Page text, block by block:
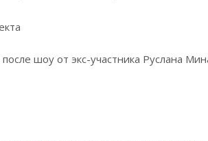
шоу от экс-участника Руслана